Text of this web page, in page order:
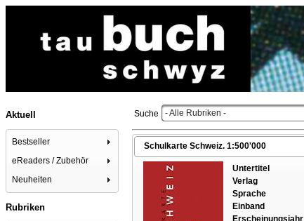
Aktuell
Bestseller
eReaders / Zubehör
Neuheiten
Rubriken
Suche - Alle Rubriken -
Schulkarte Schweiz. 1:500'000
Untertitel
Verlag
Sprache
Einband
Erscheinungsjahr